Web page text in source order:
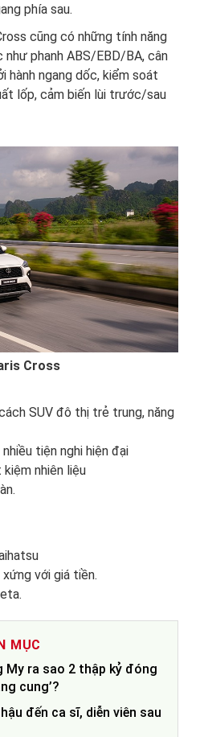
phía sau.
cũng có những tính năng
phanh ABS/EBD/BA, cân
hành ngang dốc, kiểm soát
lốp, cảm biến lùi trước/sau
Cross
SUV đô thị trẻ trung, năng
tiện nghi hiện đại
nhiên liệu
với giá tiền.
MỤC
My ra sao 2 thập kỷ đóng
cung’?
đến ca sĩ, diễn viên sau